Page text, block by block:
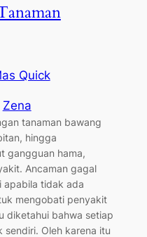
Quick
Zena
tanaman bawang
hingga
gangguan hama,
Ancaman gagal
apabila tidak ada
mengobati penyakit
diketahui bahwa setiap
Oleh karena itu